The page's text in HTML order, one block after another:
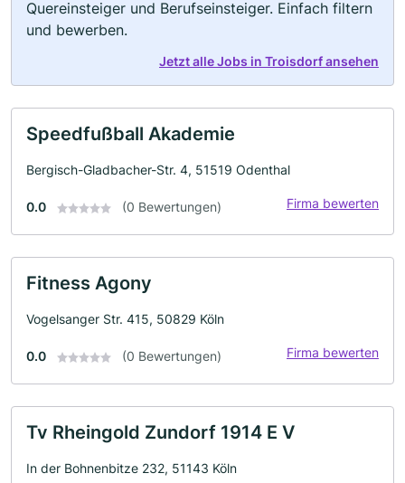
Quereinsteiger und Berufseinsteiger. Einfach filtern
und bewerben.
Jetzt alle Jobs in Troisdorf ansehen
Speedfußball Akademie
Bergisch-Gladbacher-Str. 4, 51519 Odenthal
0.0 (0 Bewertungen) Firma bewerten
Fitness Agony
Vogelsanger Str. 415, 50829 Köln
0.0 (0 Bewertungen) Firma bewerten
Tv Rheingold Zundorf 1914 E V
In der Bohnenbitze 232, 51143 Köln